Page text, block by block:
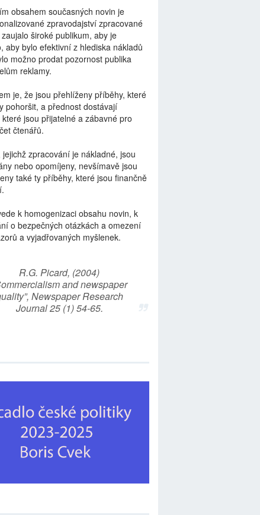
obsahem současných novin je
zpravodajství zpracované
široké publikum, aby je
aby bylo efektivní z hlediska nákladů
možno prodat pozornost publika
reklamy.
je, že jsou přehlíženy příběhy, které
pohoršit, a přednost dostávají
jsou přijatelné a zábavné pro
čtenářů.
jejichž zpracování je nákladné, jsou
nebo opomíjeny, nevšímavě jsou
také ty příběhy, které jsou finančně
k homogenizaci obsahu novin, k
o bezpečných otázkách a omezení
a vyjadřovaných myšlenek.
R.G. Picard, (2004)
and newspaper
Newspaper Research
Journal 25 (1) 54-65.